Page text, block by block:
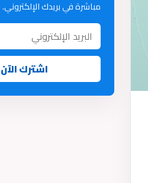
مباشرة في بريدك الإلكتروني.
اشترك الآن